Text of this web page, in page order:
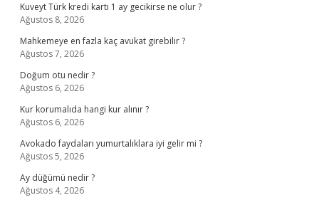
Kuveyt Türk kredi kartı 1 ay gecikirse ne olur ?
Ağustos 8, 2026
Mahkemeye en fazla kaç avukat girebilir ?
Ağustos 7, 2026
Doğum otu nedir ?
Ağustos 6, 2026
Kur korumalıda hangi kur alınır ?
Ağustos 6, 2026
Avokado faydaları yumurtalıklara iyi gelir mi ?
Ağustos 5, 2026
Ay düğümü nedir ?
Ağustos 4, 2026